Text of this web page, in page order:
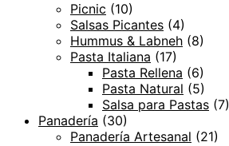
Picnic (10)
Salsas Picantes (4)
Hummus & Labneh (8)
Pasta Italiana (17)
Pasta Rellena (6)
Pasta Natural (5)
Salsa para Pastas (7)
Panadería (30)
Panadería Artesanal (21)